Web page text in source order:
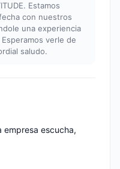
Estamos
con nuestros
una experiencia
verle de
saludo.
empresa escucha,